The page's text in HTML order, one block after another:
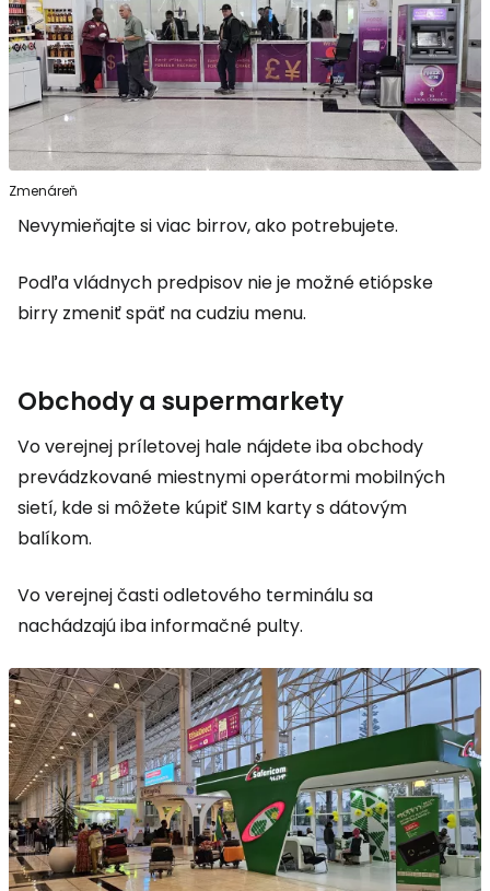
Zmenáreň
Nevymieňajte si viac birrov, ako potrebujete.
Podľa vládnych predpisov nie je možné etiópske
birry zmeniť späť na cudziu menu.
Obchody a supermarkety
Vo verejnej príletovej hale nájdete iba obchody
prevádzkované miestnymi operátormi mobilných
sietí, kde si môžete kúpiť SIM karty s dátovým
balíkom.
Vo verejnej časti odletového terminálu sa
nachádzajú iba informačné pulty.